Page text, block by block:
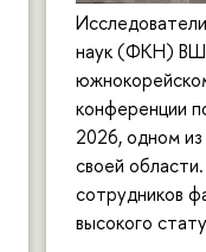
наук (ФКН)
конференции
2026, одном
своей
сотрудников
высокого